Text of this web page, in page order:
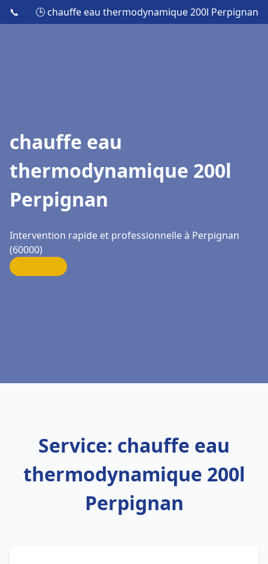
📞 🕒 chauffe eau thermodynamique 200l Perpignan
chauffe eau
thermodynamique 200l
Perpignan
Intervention rapide et professionnelle à Perpignan
(60000)
Service: chauffe eau
thermodynamique 200l
Perpignan